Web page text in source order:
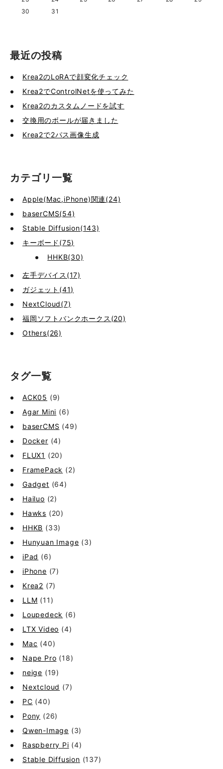
30
31
最近の投稿
Krea2のLoRAで顔変化チェック
Krea2でControlNetを使ってみた
Krea2のカスタムノードを試す
交換用のボールが届きました
Krea2で2パス画像生成
カテゴリ一覧
Apple(Mac,iPhone)関連(24)
baserCMS(54)
Stable Diffusion(143)
キーボード(75)
HHKB(30)
左手デバイス(17)
ガジェット(41)
NextCloud(7)
福岡ソフトバンクホークス(20)
Others(26)
タグ一覧
ACK05 (9)
Agar Mini (6)
baserCMS (49)
Docker (4)
FLUX1 (20)
FramePack (2)
Gadget (64)
Hailuo (2)
Hawks (20)
HHKB (33)
Hunyuan Image (3)
iPad (6)
iPhone (7)
Krea2 (7)
LLM (11)
Loupedeck (6)
LTX Video (4)
Mac (40)
Nape Pro (18)
neige (19)
Nextcloud (7)
PC (40)
Pony (26)
Qwen-Image (3)
Raspberry Pi (4)
Stable Diffusion (137)